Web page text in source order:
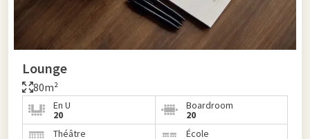
Lounge
80m²
En U
20
Boardroom
20
Théâtre
École